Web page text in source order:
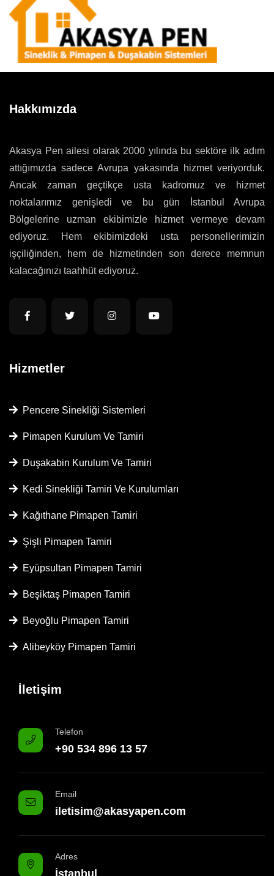
Hakkımızda
Akasya Pen ailesi olarak 2000 yılında bu sektöre ilk adım
attığımızda sadece Avrupa yakasında hizmet veriyorduk.
Ancak zaman geçtikçe usta kadromuz ve hizmet
noktalarımız genişledi ve bu gün İstanbul Avrupa
Bölgelerine uzman ekibimizle hizmet vermeye devam
ediyoruz. Hem ekibimizdeki usta personellerimizin
işçiliğinden, hem de hizmetinden son derece memnun
kalacağınızı taahhüt ediyoruz.
Hizmetler
Pencere Sinekliği Sistemleri
Pimapen Kurulum Ve Tamiri
Duşakabin Kurulum Ve Tamiri
Kedi Sinekliği Tamiri Ve Kurulumları
Kağıthane Pimapen Tamiri
Şişli Pimapen Tamiri
Eyüpsultan Pimapen Tamiri
Beşiktaş Pimapen Tamiri
Beyoğlu Pimapen Tamiri
Alibeyköy Pimapen Tamiri
İletişim
Telefon
+90 534 896 13 57
Email
iletisim@akasyapen.com
Adres
İstanbul